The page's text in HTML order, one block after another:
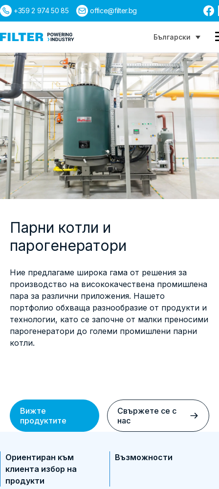
+359 2 974 50 85 office@filter.bg
Български
Търсене
Парни котли и
парогенератори
Ние предлагаме широка гама от решения за
производство на висококачествена промишлена
пара за различни приложения. Нашето
портфолио обхваща разнообразие от продукти и
технологии, като се започне от малки преносими
парогенератори до големи промишлени парни
котли.
Вижте
продуктите
Свържете се с
нас
Ориентиран към
клиента избор на
продукти
Възможности